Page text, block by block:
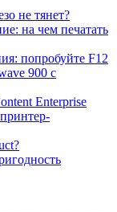
не тянет?
на чем печатать
попробуйте F12
900 с
Enterprise